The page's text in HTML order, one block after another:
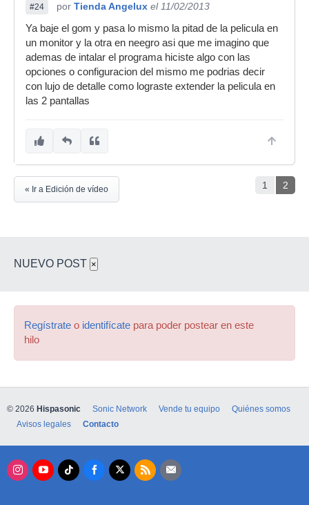
#24 por Tienda Angelux el 11/02/2013
Ya baje el gom y pasa lo mismo la pitad de la pelicula en
un monitor y la otra en neegro asi que me imagino que
ademas de intalar el programa hiciste algo con las
opciones o configuracion del mismo me podrias decir
con lujo de detalle como lograste extender la pelicula en
las 2 pantallas
1 2
« Ir a Edición de vídeo
NUEVO POST ×
Regístrate o identifícate para poder postear en este
hilo
© 2026 Hispasonic Sonic Network Vende tu equipo
Quiénes somos
Avisos legales
Contacto